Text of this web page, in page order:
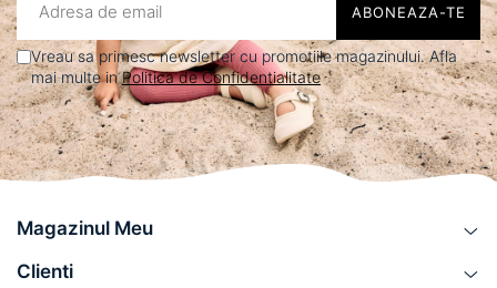
Vreau sa primesc newsletter cu promotiile magazinului. Afla
mai multe inPolitica de Confidentialitate
Magazinul Meu
Clienti